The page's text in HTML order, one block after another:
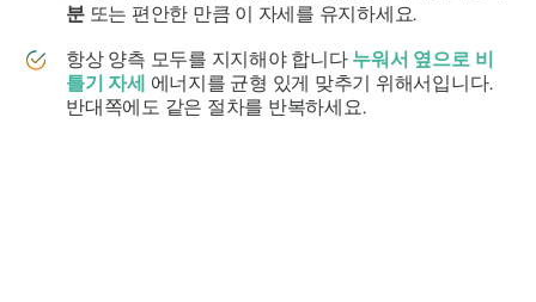
분또는 편안한 만큼 이 자세를 유지하세요.
항상 양측 모두를 지지해야 합니다 누워서 옆으로 비
틀기 자세 에너지를 균형 있게 맞추기 위해서입니다.
반대쪽에도 같은 절차를 반복하세요.